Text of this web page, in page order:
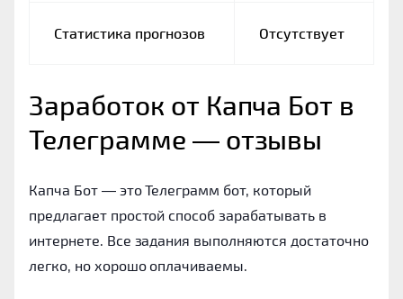
Статистика прогнозов Отсутствует
Заработок от Капча Бот в
Телеграмме ― отзывы
Капча Бот ― это Телеграмм бот, который
предлагает простой способ зарабатывать в
интернете. Все задания выполняются достаточно
легко, но хорошо оплачиваемы.